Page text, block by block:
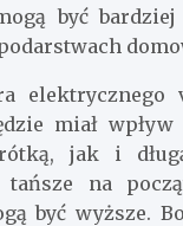
być bardziej
elektrycznego
miał
jak i
tańsze na
być wyższe.